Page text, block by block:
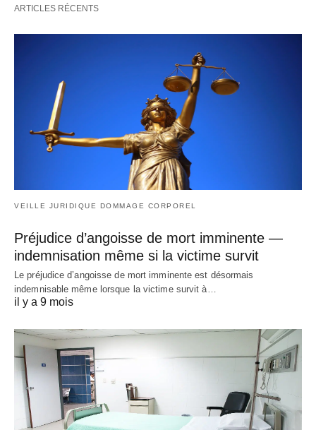
ARTICLES RÉCENTS
VEILLE JURIDIQUE DOMMAGE CORPOREL
Préjudice d’angoisse de mort imminente —
indemnisation même si la victime survit
Le préjudice d’angoisse de mort imminente est désormais
indemnisable même lorsque la victime survit à…
il y a 9 mois